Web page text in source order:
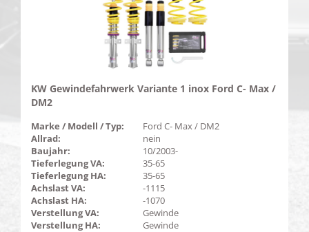
KW Gewindefahrwerk Variante 1 inox Ford C- Max /
DM2
Marke / Modell / Typ:
Ford C- Max / DM2
Allrad:
nein
Baujahr:
10/2003-
Tieferlegung VA:
35-65
Tieferlegung HA:
35-65
Achslast VA:
-1115
Achslast HA:
-1070
Verstellung VA:
Gewinde
Verstellung HA:
Gewinde